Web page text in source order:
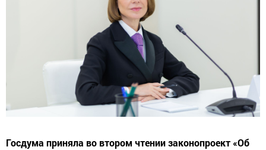
Госдума приняла во втором чтении законопроект «Об